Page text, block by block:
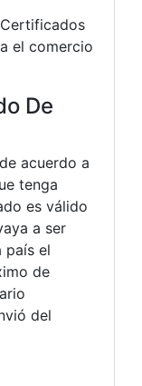
el comercio
De
acuerdo a
tenga
es válido
a ser
país el
de
del